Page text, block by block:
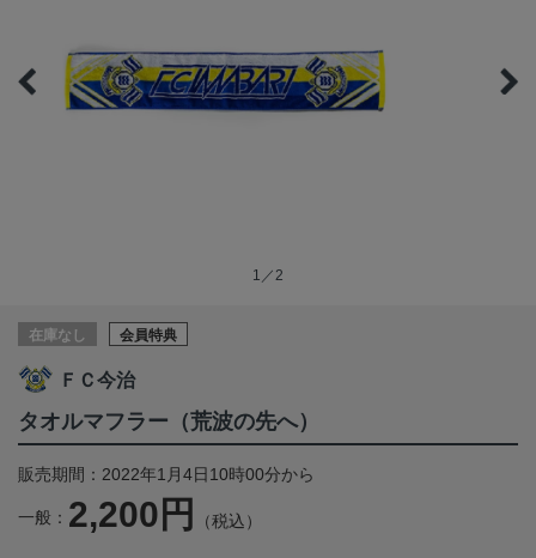
1／2
在庫なし 会員特典
ＦＣ今治
タオルマフラー（荒波の先へ）
販売期間：2022年1月4日10時00分から
一般： 2,200円 （税込）